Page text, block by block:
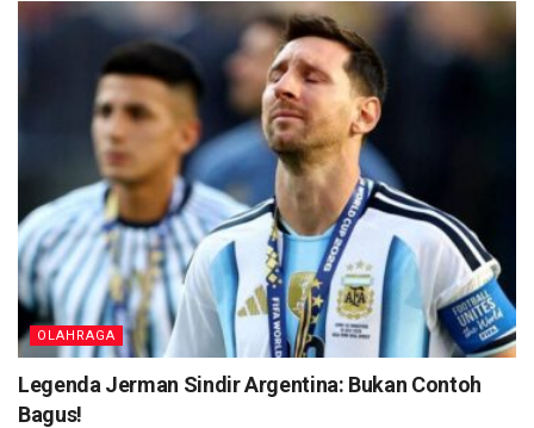
OLAHRAGA
Legenda Jerman Sindir Argentina: Bukan Contoh
Bagus!